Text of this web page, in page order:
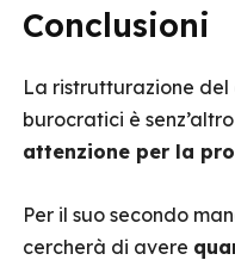
Conclusioni
La ristrutturazione
burocratici è senz’altro
attenzione per la
Per il suo secondo
cercherà di avere